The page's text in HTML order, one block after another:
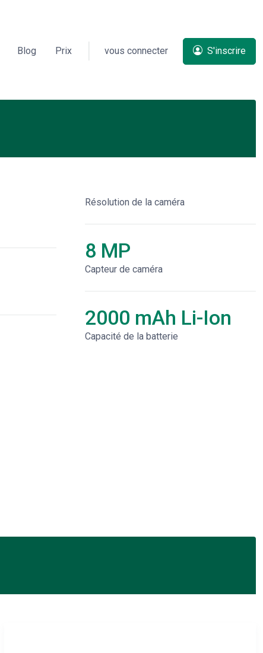
Blog Prix vous connecter S'inscrire
Résolution de la caméra
8 MP
Capteur de caméra
2000 mAh Li-Ion
Capacité de la batterie